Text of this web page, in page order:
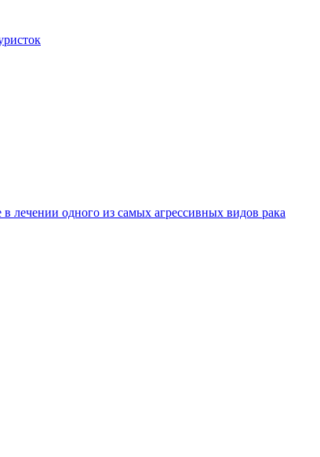
одного из самых агрессивных видов рака